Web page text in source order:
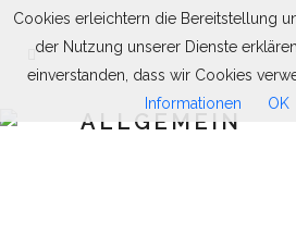
ALLGEMEIN
Cookies erleichtern die Bereitstellung
der Nutzung unserer Dienste
einverstanden, dass wir Cookies
Informationen
OK